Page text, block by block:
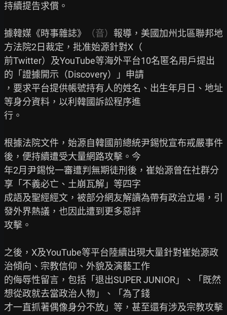
持續提告求償。
據韓媒《時事雜誌》 （音） 報導，美國加州北區聯邦地
方法院2日裁定，批准始源針對X（
前Twitter）及YouTube等海外平台10名匿名用戶提出
的「證據開示（Discovery）」申請
，要求平台提供帳號持有人的姓名、出生年月日、地址
等身分資料，以利韓國訴訟程序進
行。
根據法院文件，始源自韓國前總統尹錫悅宣布戒嚴事件
後，便持續遭受大量網路攻擊。今
年2月尹錫悅一審遭判無期徒刑後，崔始源曾在社群分
享「不義必亡、土崩瓦解」等四字
成語及聖經經文，被部分網友解讀為帶有政治立場，引
發外界熱議，也因此遭到更多惡評
攻擊。
之後，X及YouTube等平台陸續出現大量針對崔始源政
治傾向、宗教信仰、外貌及演藝工作
的侮辱性留言，包括「退出SUPER JUNIOR」、「既然
想從政就去當政治人物」、「為了錢
才一直抓著偶像身分不放」等，甚至還有涉及宗教攻擊